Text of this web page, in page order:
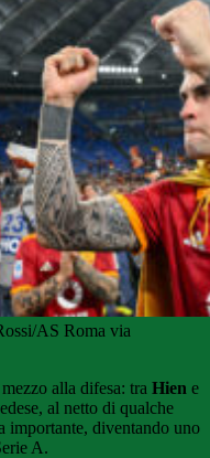
AS Roma via
alla difesa: tra Hien e
al netto di qualche
importante, diventando uno
A.